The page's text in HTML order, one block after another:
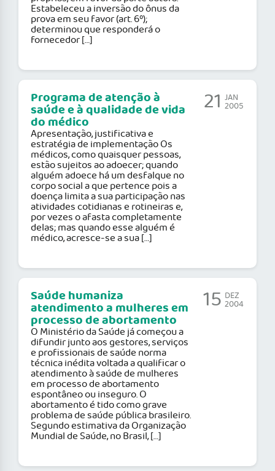
Estabeleceu a inversão do ônus da
prova em seu favor (art. 6º);
determinou que responderá o
fornecedor […]
Programa de atenção à
saúde e à qualidade de vida
do médico
Apresentação, justificativa e
estratégia de implementação Os
médicos, como quaisquer pessoas,
estão sujeitos ao adoecer; quando
alguém adoece há um desfalque no
corpo social a que pertence pois a
doença limita a sua participação nas
atividades cotidianas e rotineiras e,
por vezes o afasta completamente
delas; mas quando esse alguém é
médico, acresce-se a sua […]
21 JAN
2005
Saúde humaniza
atendimento a mulheres em
processo de abortamento
O Ministério da Saúde já começou a
difundir junto aos gestores, serviços
e profissionais de saúde norma
técnica inédita voltada a qualificar o
atendimento à saúde de mulheres
em processo de abortamento
espontâneo ou inseguro. O
abortamento é tido como grave
problema de saúde pública brasileiro.
Segundo estimativa da Organização
Mundial de Saúde, no Brasil, […]
15 DEZ
2004